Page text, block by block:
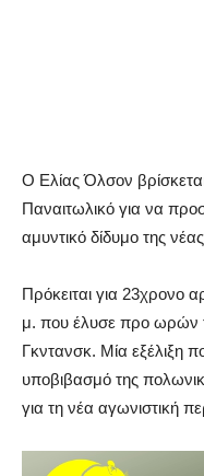
Ο Ελίας Όλσον
Παναιτωλικό για να
αμυντικό δίδυμο της
Πρόκειται για 23χρονο
μ. που έλυσε προ ωρών
Γκντανσκ. Μία εξέλιξη
υποβιβασμό της
για τη νέα αγωνιστική